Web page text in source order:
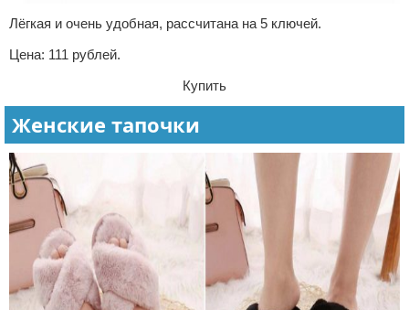
Лёгкая и очень удобная, рассчитана на 5 ключей.
Цена: 111 рублей.
Купить
Женские тапочки